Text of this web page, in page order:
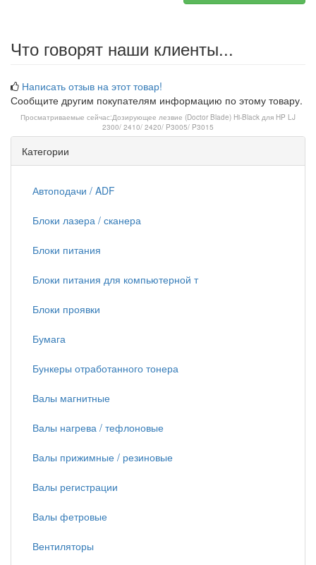
Что говорят наши клиенты...
Написать отзыв на этот товар!
Сообщите другим покупателям информацию по этому товару.
Просматриваемые сейчас:Дозирующее лезвие (Doctor Blade) Hi-Black для HP LJ
2300/ 2410/ 2420/ P3005/ P3015
Категории
Автоподачи / ADF
Блоки лазера / сканера
Блоки питания
Блоки питания для компьютерной т
Блоки проявки
Бумага
Бункеры отработанного тонера
Валы магнитные
Валы нагрева / тефлоновые
Валы прижимные / резиновые
Валы регистрации
Валы фетровые
Вентиляторы